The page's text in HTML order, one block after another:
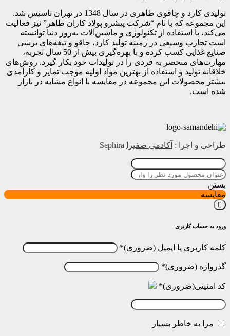
تولیدی کارد و چاقوی طاهری در سال 1348 در تهران تاسیس شد.
این مجموعه که با نام “شرکت پیشرو پولاد کاران طاهر” نیز فعالیت
می‌کند، با استفاده از تکنولوژی و ماشین‌آلات به‌روز دنیا توانسته
است تجارب وسیعی در زمینه تولید کارد، چاقو و تیغه‌های برشی
صنایع غذایی کسب کرده و با بهره‌گیری بیش از 50 سال تجربه،
مهارت‌های منحصر به فردی را در تولیدات خود بکار گیرد. روش‌های
خلاقانه تولید و استفاده از بهترین مواد اولیه موجب تمایز و کارآمدی
بیشتر محصولات این مجموعه در مقایسه با انواع مشابه در بازار
شده است.
طراحی و اجرا : آکادمی صفیرا
بستن
مقایسه
ورود به حساب کاربری
کلمه کاربری یا ایمیل *
گذرواژه *
کد امنیتی *
مرا به خاطر بسپار